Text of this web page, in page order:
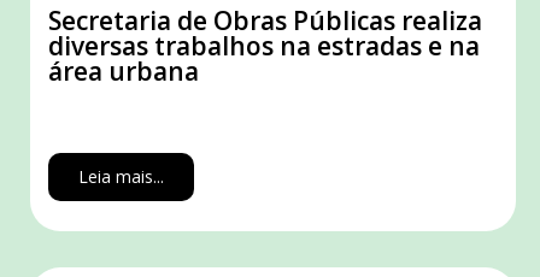
Secretaria de Obras Públicas realiza
diversas trabalhos na estradas e na
área urbana
Leia mais...